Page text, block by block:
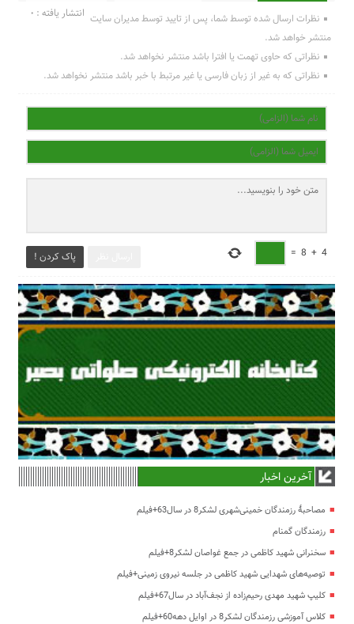
انتشار یافته : 0 نظرات ارسال شده توسط شما، پس از تایید توسط مدیران سایت
منتشر خواهد شد.
نظراتی که حاوی تهمت یا افترا باشد منتشر نخواهد شد.
نظراتی که به غیر از زبان فارسی یا غیر مرتبط با خبر باشد منتشر نخواهد شد.
پاک کردن ! 4
+
8
=
آخرین اخبار
مصاحبۀ رزمندگان خمینی‌شهری لشکر8 در سال63+فیلم
رزمندگان گمنام
سخنرانی شهید کاظمی در جمع غواصان لشکر8+فیلم
توصیه‌های شهدایی شهید کاظمی در جلسه نیروی زمینی+فیلم
کلیپ شهید مهدی رحیم‌زاده از نجف‌آباد در سال67+فیلم
کلاس آموزشی رزمندگان لشکر8 در اوایل دهه60+فیلم